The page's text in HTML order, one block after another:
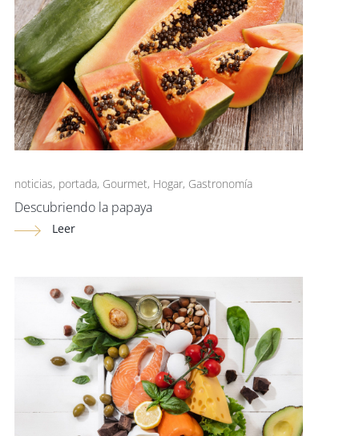
noticias, portada, Gourmet, Hogar, Gastronomía
Descubriendo la papaya
Leer